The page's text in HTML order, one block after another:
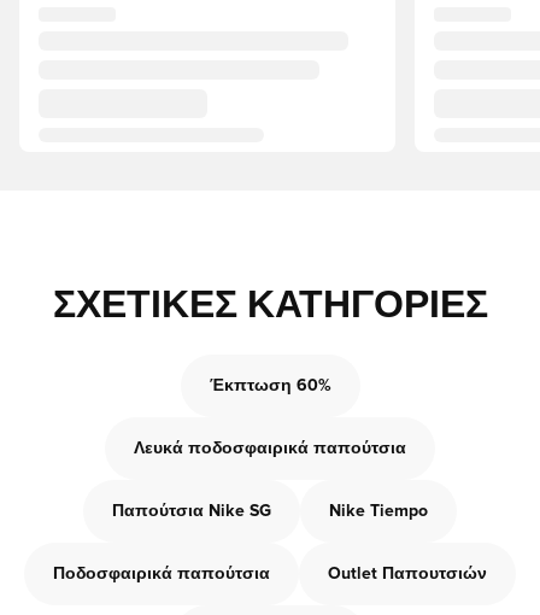
ΣΧΕΤΙΚΈΣ ΚΑΤΗΓΟΡΊΕΣ
Έκπτωση 60%
Λευκά ποδοσφαιρικά παπούτσια
Παπούτσια Nike SG Nike Tiempo
Ποδοσφαιρικά παπούτσια Outlet Παπουτσιών